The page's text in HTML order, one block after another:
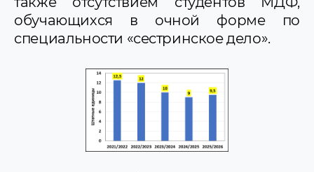
обучающихся в очной форме по
специальности «сестринское дело».